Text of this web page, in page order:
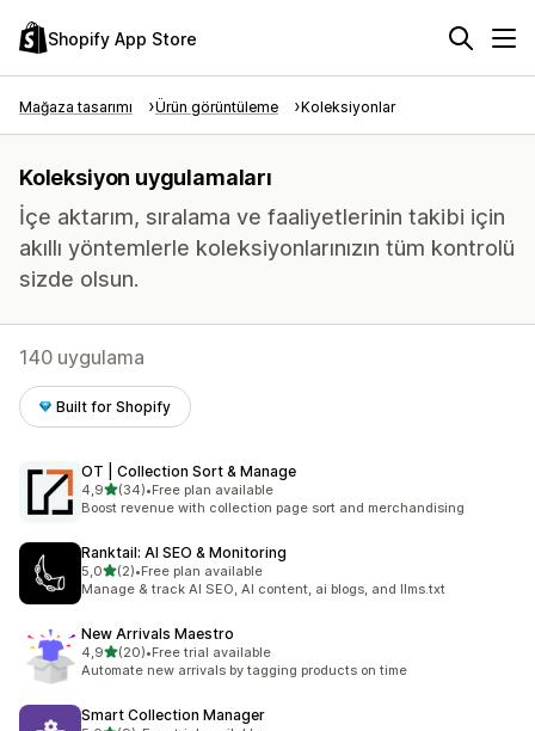
Shopify App Store
Mağaza tasarımı Ürün görüntüleme Koleksiyonlar
Koleksiyon uygulamaları
İçe aktarım, sıralama ve faaliyetlerinin takibi için
akıllı yöntemlerle koleksiyonlarınızın tüm kontrolü
sizde olsun.
140 uygulama
Built for Shopify
OT | Collection Sort & Manage
4,95 yıldız üzerinden
(34)
toplam 34 değerlendirme
•Free plan available
Boost revenue with collection page sort and merchandising
Ranktail: AI SEO & Monitoring
5,05 yıldız üzerinden
(2)
toplam 2 değerlendirme
•Free plan available
Manage & track AI SEO, AI content, ai blogs, and llms.txt
New Arrivals Maestro
4,95 yıldız üzerinden
(20)
toplam 20 değerlendirme
•Free trial available
Automate new arrivals by tagging products on time
Smart Collection Manager